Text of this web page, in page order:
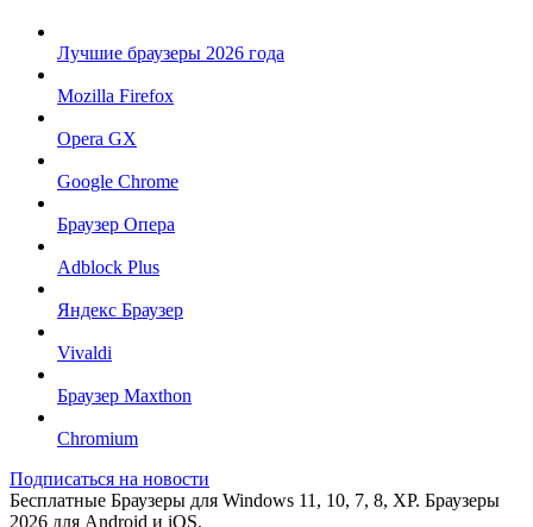
Лучшие браузеры 2026 года
Mozilla Firefox
Opera GX
Google Chrome
Браузер Опера
Adblock Plus
Яндекс Браузер
Vivaldi
Браузер Maxthon
Chromium
Подписаться на новости
Бесплатные Браузеры для Windows 11, 10, 7, 8, XP. Браузеры
2026 для Android и iOS.